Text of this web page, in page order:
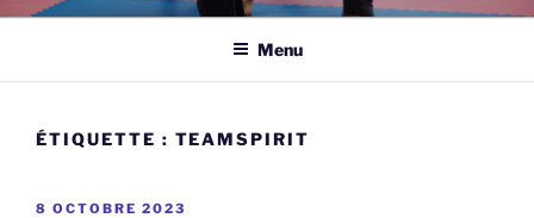
Menu
ÉTIQUETTE : TEAMSPIRIT
PUBLIÉ
8 OCTOBRE 2023